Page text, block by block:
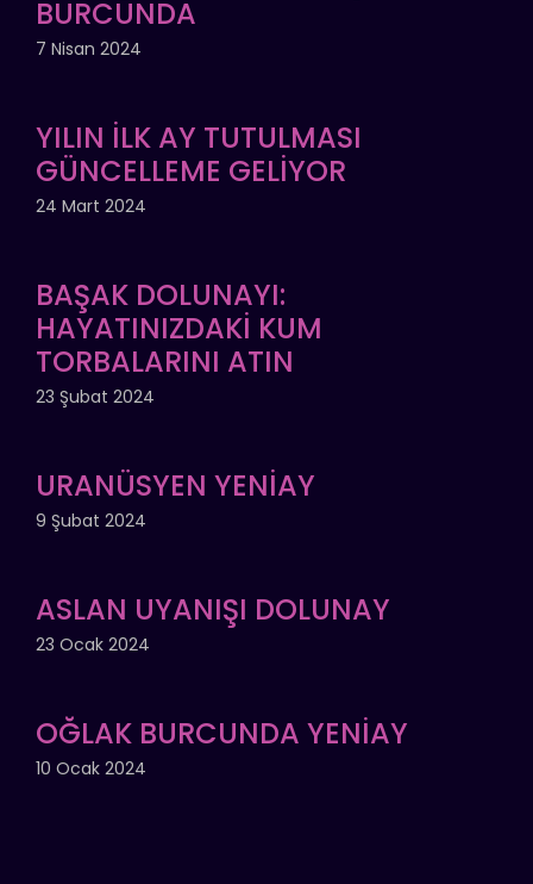
BURCUNDA
7 Nisan 2024
YILIN İLK AY TUTULMASI
GÜNCELLEME GELİYOR
24 Mart 2024
BAŞAK DOLUNAYI:
HAYATINIZDAKİ KUM
TORBALARINI ATIN
23 Şubat 2024
URANÜSYEN YENİAY
9 Şubat 2024
ASLAN UYANIŞI DOLUNAY
23 Ocak 2024
OĞLAK BURCUNDA YENİAY
10 Ocak 2024